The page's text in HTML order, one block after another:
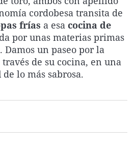
La rosa de los vientos
Gente viajera
Como el perro y el
Caso
Retornados
Equipo de
Operación Viuda
Extremadura
Galicia
La Rioja
Navarra
País Vasco
Virales
Televisión
Elecciones
cordobesa transita de
frías a esa cocina de
por unas materias primas
. Damos un paseo por la
de su cocina, en una
de lo más sabrosa.